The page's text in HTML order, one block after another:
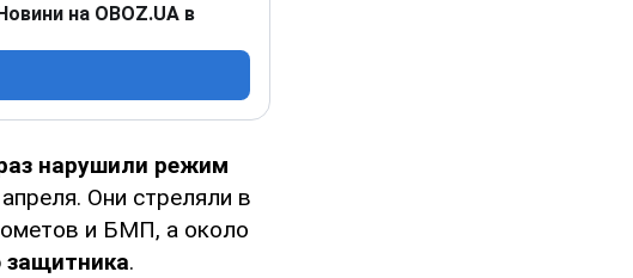
на OBOZ.UA в
нарушили режим
Они стреляли в
и БМП, а около
защитника.